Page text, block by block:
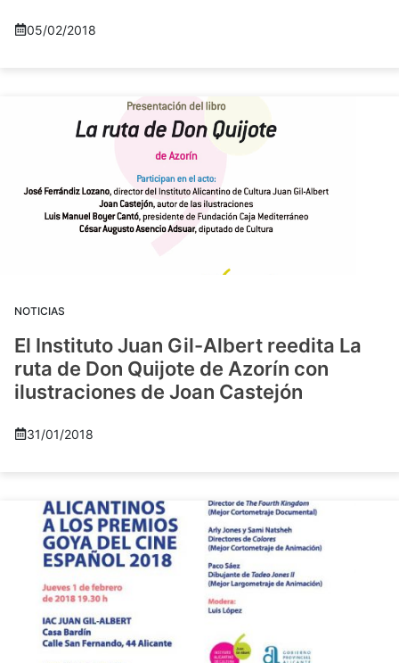
05/02/2018
NOTICIAS
El Instituto Juan Gil-Albert reedita La
ruta de Don Quijote de Azorín con
ilustraciones de Joan Castejón
31/01/2018